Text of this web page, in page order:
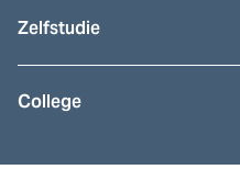
Zelfstudie
College